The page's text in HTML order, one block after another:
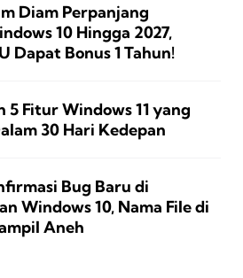
Diam Perpanjang
10 Hingga 2027,
Dapat Bonus 1 Tahun!
5 Fitur Windows 11 yang
30 Hari Kedepan
Bug Baru di
Windows 10, Nama File di
Aneh